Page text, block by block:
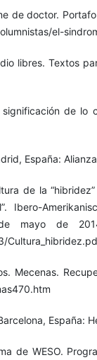
de doctor.
el-
libres. Textos
de lo
España:
de la
Ibero-
mayo de
Mecenas.
España:
de WESO.